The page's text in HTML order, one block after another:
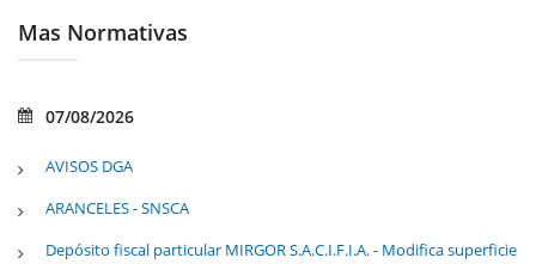
Mas Normativas
07/08/2026
AVISOS DGA
ARANCELES - SNSCA
Depósito fiscal particular MIRGOR S.A.C.I.F.I.A. - Modifica superficie